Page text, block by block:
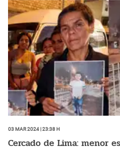
03 Mar 2024 | 23:38 h
Cercado de Lima: menor